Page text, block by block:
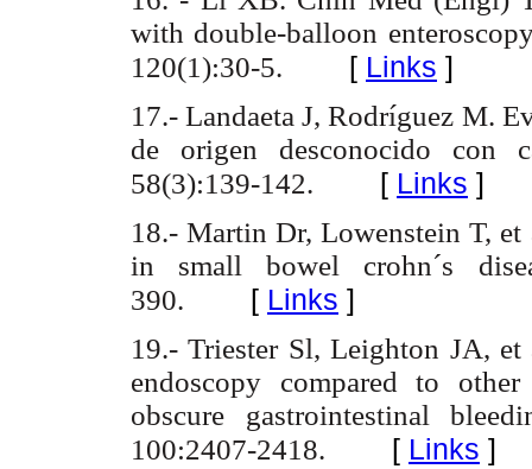
with double-balloon
120(1):30-5. [ Links ]
17.-Landaeta J, Rodríguez M.
de origen desconocido con
58(3):139-142. [ Links ]
18.- Martin Dr, Lowenstein T,
in small bowel crohn´s
390. [ Links ]
19.- Triester Sl, Leighton JA,
endoscopy compared to
obscure gastrointestinal
100:2407-2418. [ Links ]